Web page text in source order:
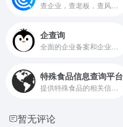
企查询
特殊食品信息查询平台
暂无评论